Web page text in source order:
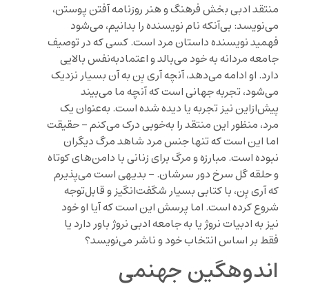
منتقد ادبی بخش فرهنگ و هنر روزنامه آفتن پوستن،
می‌نویسد: بی‌آنکه نام نویسنده را بدانیم، می‌شود
فهمید نویسنده داستان مرد است. کسی که در توصیف
جامعه مردانه به خود می‌بالد و اعتمادبه‌نفس بالایی
دارد. او ادامه می‌دهد، آنچه آری بِن به آن بسیار نزدیک
می‌شود، تجربه جهانی است که آنچه ما می‌بیند
پیش‌ازاین نیز تجربه یا دیده شده است. به‌عنوان یک
مرد، منظور این منتقد را به‌خوبی درک می‌کنم – حقیقت
اما این است که تنها جنس مرد شاهد مرگ دیگران
نبوده است. مبارزه و مرگ برای زنانی با دامن‌های کوتاه
و حلقه گل سرخ دور سرشان. – بدیهی است می‌پذیرم
که آری بِن، با کتابی بسیار شگفت‌انگیز و قابل‌توجه
شروع کرده است. اما پرسش این است که آیا او خود
نیز به ادبیات نروژ یا به جامعه ادبی نروژ باور دارد یا
فقط بر اساس انتخاب خود و ناشر می‌نویسد؟
اندوهگین جهنمی